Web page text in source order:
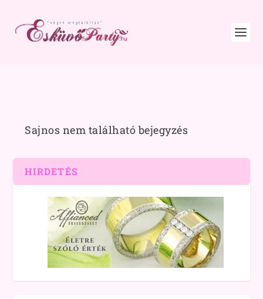
Sajnos nem található bejegyzés
HIRDETÉS